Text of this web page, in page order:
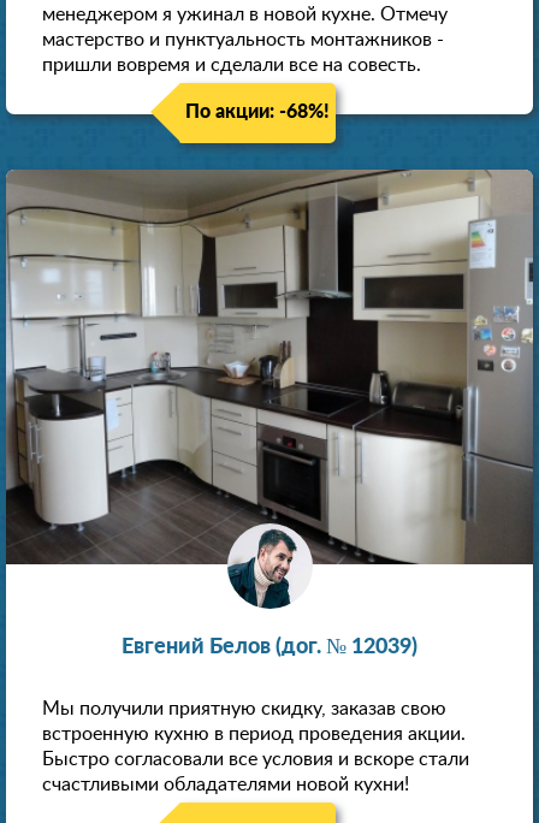
менеджером я ужинал в новой кухне. Отмечу
мастерство и пунктуальность монтажников -
пришли вовремя и сделали все на совесть.
По акции: -68%!
Евгений Белов (дог. № 12039)
Мы получили приятную скидку, заказав свою
встроенную кухню в период проведения акции.
Быстро согласовали все условия и вскоре стали
счастливыми обладателями новой кухни!